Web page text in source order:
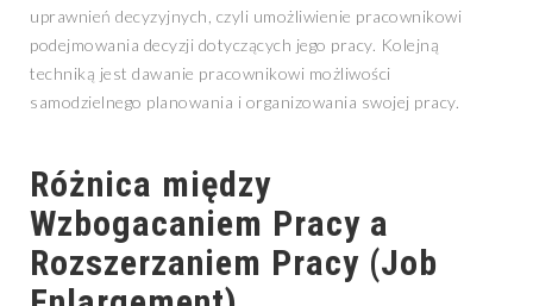
uprawnień decyzyjnych, czyli umożliwienie pracownikowi
podejmowania decyzji dotyczących jego pracy. Kolejną
techniką jest dawanie pracownikowi możliwości
samodzielnego planowania i organizowania swojej pracy.
Różnica między
Wzbogacaniem Pracy a
Rozszerzaniem Pracy (Job